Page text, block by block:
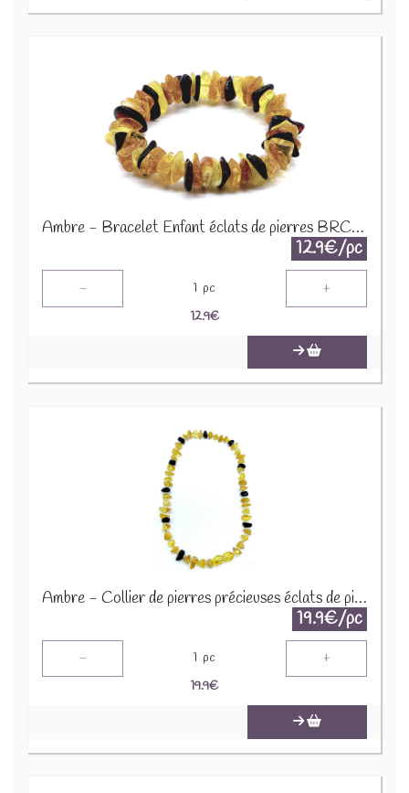
Ambre - Bracelet Enfant éclats de pierres BRC-AMBK
12.9€/pc
- 1 pc +
12.9€
Ambre - Collier de pierres précieuses éclats de pierres 45cm COLC-AMB
19.9€/pc
- 1 pc +
19.9€